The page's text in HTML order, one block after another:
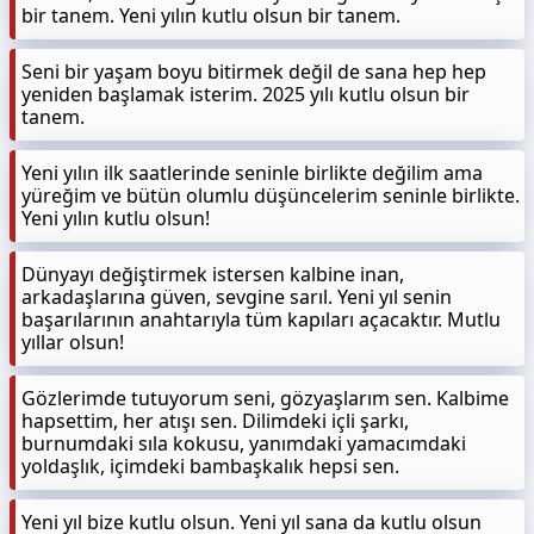
bir tanem. Yeni yılın kutlu olsun bir tanem.
Seni bir yaşam boyu bitirmek değil de sana hep hep
yeniden başlamak isterim. 2025 yılı kutlu olsun bir
tanem.
Yeni yılın ilk saatlerinde seninle birlikte değilim ama
yüreğim ve bütün olumlu düşüncelerim seninle birlikte.
Yeni yılın kutlu olsun!
Dünyayı değiştirmek istersen kalbine inan,
arkadaşlarına güven, sevgine sarıl. Yeni yıl senin
başarılarının anahtarıyla tüm kapıları açacaktır. Mutlu
yıllar olsun!
Gözlerimde tutuyorum seni, gözyaşlarım sen. Kalbime
hapsettim, her atışı sen. Dilimdeki içli şarkı,
burnumdaki sıla kokusu, yanımdaki yamacımdaki
yoldaşlık, içimdeki bambaşkalık hepsi sen.
Yeni yıl bize kutlu olsun. Yeni yıl sana da kutlu olsun